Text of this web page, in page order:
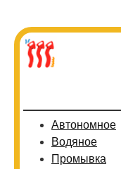
Автономное
Водяное
Промывка